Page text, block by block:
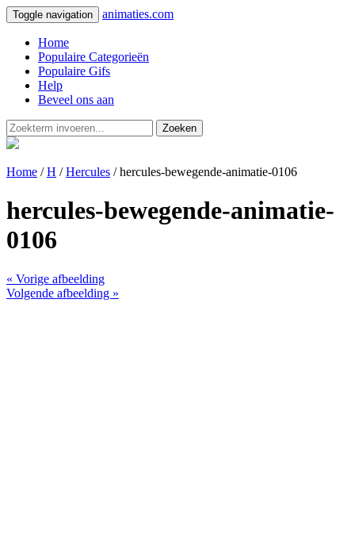
Toggle navigation animaties.com
Home
Populaire Categorieën
Populaire Gifs
Help
Beveel ons aan
Zoeken
Home /H /Hercules / hercules-bewegende-animatie-0106
hercules-bewegende-animatie-
0106
« Vorige afbeelding
Volgende afbeelding »